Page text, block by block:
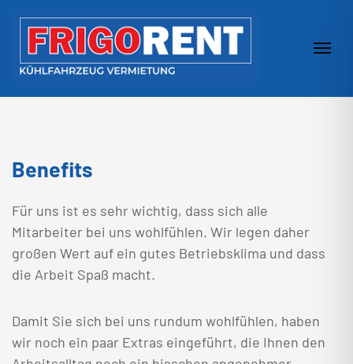
Benefits
Für uns ist es sehr wichtig, dass sich alle
Mitarbeiter bei uns wohlfühlen. Wir legen daher
großen Wert auf ein gutes Betriebsklima und dass
die Arbeit Spaß macht.
Damit Sie sich bei uns rundum wohlfühlen, haben
wir noch ein paar Extras eingeführt, die Ihnen den